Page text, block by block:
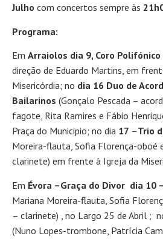
Julho com concertos sempre às
Programa:
Em Arraiolos dia 9, Coro Polifónico
direção de Eduardo Martins, em
Misericórdia; no dia 16 Duo de
Bailarinos (Gonçalo Pescada –
fagote, Rita Ramires e Fábio
Praça do Municipio; no dia 17 –Trio
Moreira-flauta, Sofia Florença-oboé
clarinete) em frente à Igreja da
Em Évora –Graça do Divor dia 10
Mariana Moreira-flauta, Sofia
– clarinete) , no Largo 25 de Abril ;
(Nuno Lopes-trombone, Patrícia